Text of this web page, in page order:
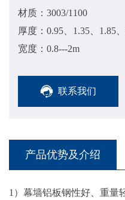
材质：3003/1100
厚度：0.95、1.35、1.85
宽度：0.8---2m
联系我们
产品优势及介绍
1）幕墙铝板钢性好、重量